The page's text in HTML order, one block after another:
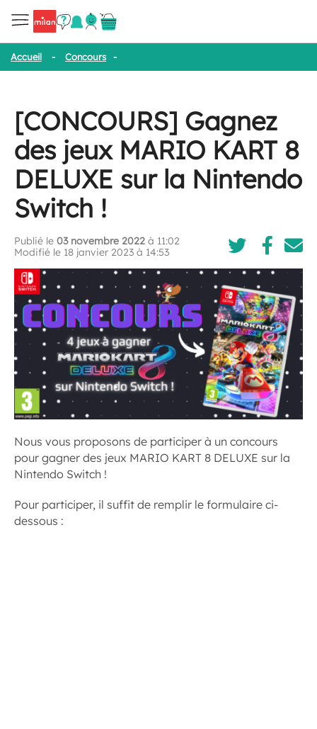
Accueil - Concours -
[CONCOURS] Gagnez
des jeux MARIO KART 8
DELUXE sur la Nintendo
Switch !
Publié le 03 novembre 2022 à 11:02
Modifié le 18 janvier 2023 à 14:53
Nous vous proposons de participer à un concours
pour gagner des jeux MARIO KART 8 DELUXE sur la
Nintendo Switch !
Pour participer, il suffit de remplir le formulaire ci-
dessous :